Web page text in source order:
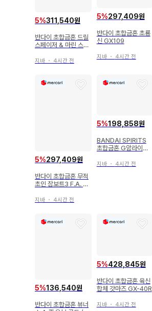
5%311,540원
반다이 초합금혼 드릴
스페이저 & 마린 스페
D.C. 대응 GX-76X2
지바 ・ 4시간 전
5%297,409원
반다이 초합금혼 초룡
신 GX109
지바・ 4시간 전
5%297,409원
반다이 초합금혼 무적
초인 잠보트3 F.A. G
지바 ・ 4시간 전
5%198,858원
BANDAI SPIRITS
초합금혼 G암라이저
지바・ 4시간 전
5%136,540원
반다이 초합금혼 뷰너
5%428,845원
반다이 초합금혼 육신
합체 갓마즈 GX-40R
지바・ 4시간 전